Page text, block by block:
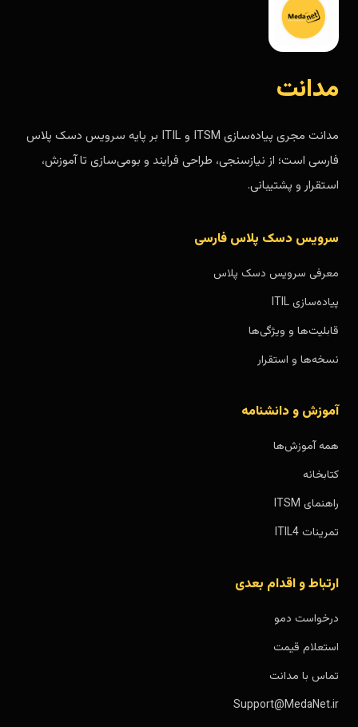
مدانت
مدانت مجری پیاده‌سازی ITSM و ITIL بر پایه سرویس دسک پلاس
فارسی است؛ از نیازسنجی، طراحی فرایند و بومی‌سازی تا آموزش،
استقرار و پشتیبانی.
سرویس دسک پلاس فارسی
معرفی سرویس دسک پلاس
پیاده‌سازی ITIL
قابلیت‌ها و ویژگی‌ها
نسخه‌ها و استقرار
آموزش و دانشنامه
همه آموزش‌ها
کتابخانه
راهنمای ITSM
تمرینات ITIL4
ارتباط و اقدام بعدی
درخواست دمو
استعلام قیمت
تماس با مدانت
Support@MedaNet.ir